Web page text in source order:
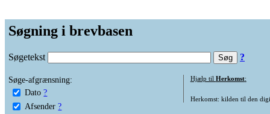
Søgning i brevbasen
Søgetekst ?
Søge-afgrænsning:
Dato ?
Afsender ?
Hjælp til Herkomst:
Herkomst: kilden til den